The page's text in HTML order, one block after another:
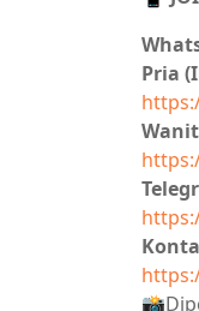
Pria